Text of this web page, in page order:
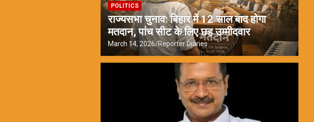
POLITICS
राज्यसभा चुनाव: बिहार में 12 साल बाद होगा
मतदान, पांच सीट के लिए छह उम्मीदवार
March 14, 2026 Reporter Diaries